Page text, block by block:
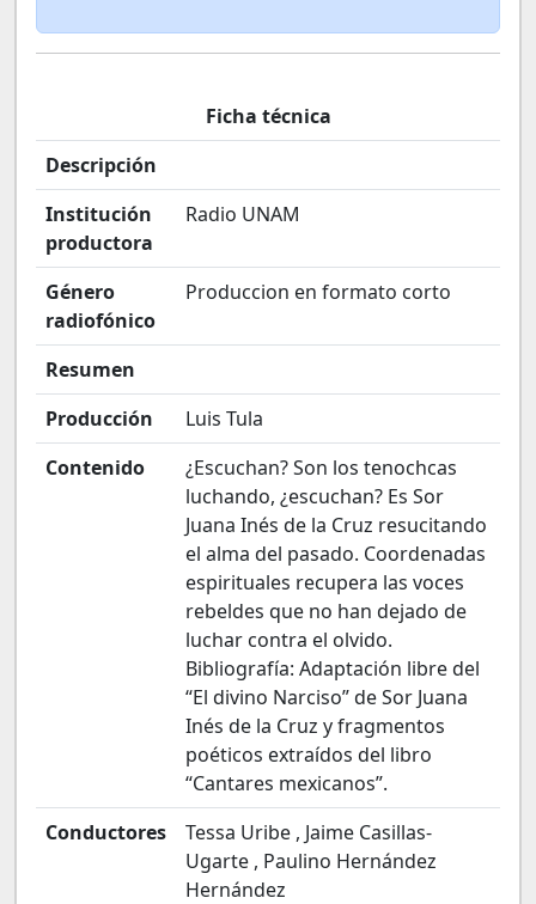
Ficha técnica
Descripción
Institución
productora
Radio UNAM
Género
radiofónico
Produccion en formato corto
Resumen
Producción
Luis Tula
Contenido
¿Escuchan? Son los tenochcas
luchando, ¿escuchan? Es Sor
Juana Inés de la Cruz resucitando
el alma del pasado. Coordenadas
espirituales recupera las voces
rebeldes que no han dejado de
luchar contra el olvido.
Bibliografía: Adaptación libre del
“El divino Narciso” de Sor Juana
Inés de la Cruz y fragmentos
poéticos extraídos del libro
“Cantares mexicanos”.
Conductores
Tessa Uribe , Jaime Casillas-
Ugarte , Paulino Hernández
Hernández